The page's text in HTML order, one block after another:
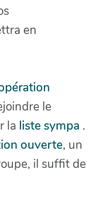
en
le
la liste sympa .
ouverte, un
il suffit de